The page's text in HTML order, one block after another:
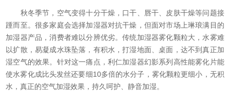
秋冬季节，空气变得十分干燥，口干、唇干、皮肤干燥等问题接
踵而至。很多家庭会选择加湿器对抗干燥，但面对市场上琳琅满目的
加湿器产品，消费者难以分辨优劣。传统加湿器雾化颗粒大，水雾难
以扩散，易凝成水珠坠落，有积水，打湿地面、桌面，达不到真正加
湿空气的效果。针对这一痛点，利仁加湿器幻影系列高性能雾化片能
使水雾化成比头发丝还要细10多倍的水分子，雾化颗粒更细小，无积
水，真正的空气加湿效果，持久呵护、静音加湿。